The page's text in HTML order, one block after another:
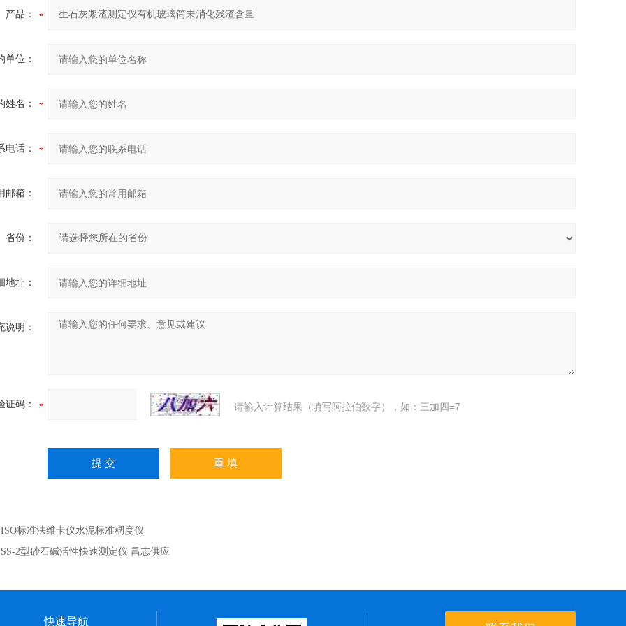
产品：
单位：
姓名：
电话：
邮箱：
省份：
地址：
说明：
证码： 请输入计算结果（填写阿拉伯数字），如：三加四=7
ISO标准法维卡仪水泥标准稠度仪
SS-2型砂石碱活性快速测定仪 昌志供应
快速导航